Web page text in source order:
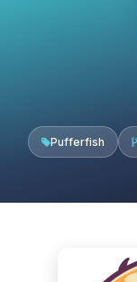
Pufferfish